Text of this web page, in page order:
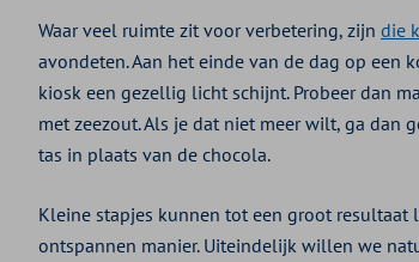
Waar veel ruimte zit voor verbetering, zijn die
avondeten. Aan het einde van de dag op
kiosk een gezellig licht schijnt. Probeer dan
met zeezout. Als je dat niet meer wilt, ga dan
tas in plaats van de chocola.
Kleine stapjes kunnen tot een groot resultaat
ontspannen manier. Uiteindelijk willen we